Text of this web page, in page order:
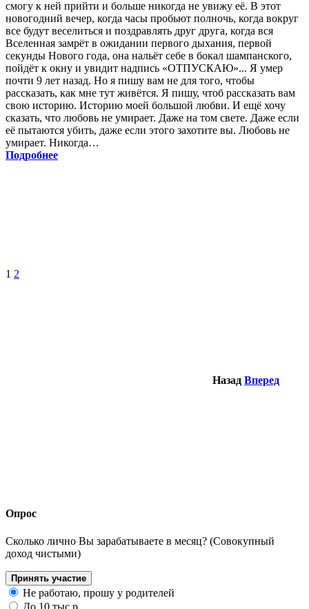
смогу к ней прийти и больше никогда не увижу её. В этот
новогодний вечер, когда часы пробьют полночь, когда вокруг
все будут веселиться и поздравлять друг друга, когда вся
Вселенная замрёт в ожидании первого дыхания, первой
секунды Нового года, она нальёт себе в бокал шампанского,
пойдёт к окну и увидит надпись «ОТПУСКАЮ»... Я умер
почти 9 лет назад. Но я пишу вам не для того, чтобы
рассказать, как мне тут живётся. Я пишу, чтоб рассказать вам
свою историю. Историю моей большой любви. И ещё хочу
сказать, что любовь не умирает. Даже на том свете. Даже если
её пытаются убить, даже если этого захотите вы. Любовь не
умирает. Никогда…
Подробнее
1 2
Назад Вперед
Опрос
Сколько лично Вы зарабатываете в месяц? (Совокупный
доход чистыми)
Принять участие
Не работаю, прошу у родителей
До 10 тыс.р